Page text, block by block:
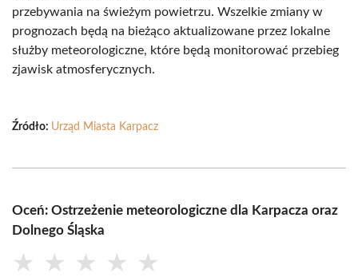
przebywania na świeżym powietrzu. Wszelkie zmiany w
prognozach będą na bieżąco aktualizowane przez lokalne
służby meteorologiczne, które będą monitorować przebieg
zjawisk atmosferycznych.
Źródło: Urząd Miasta Karpacz
Oceń: Ostrzeżenie meteorologiczne dla Karpacza oraz
Dolnego Śląska
★ ★ ★ ★ ★